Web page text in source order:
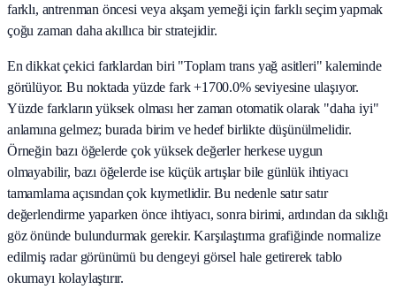
farklı, antrenman öncesi veya akşam yemeği için farklı seçim yapmak
çoğu zaman daha akıllıca bir stratejidir.
En dikkat çekici farklardan biri "Toplam trans yağ asitleri" kaleminde
görülüyor. Bu noktada yüzde fark +1700.0% seviyesine ulaşıyor.
Yüzde farkların yüksek olması her zaman otomatik olarak "daha iyi"
anlamına gelmez; burada birim ve hedef birlikte düşünülmelidir.
Örneğin bazı öğelerde çok yüksek değerler herkese uygun
olmayabilir, bazı öğelerde ise küçük artışlar bile günlük ihtiyacı
tamamlama açısından çok kıymetlidir. Bu nedenle satır satır
değerlendirme yaparken önce ihtiyacı, sonra birimi, ardından da sıklığı
göz önünde bulundurmak gerekir. Karşılaştırma grafiğinde normalize
edilmiş radar görünümü bu dengeyi görsel hale getirerek tablo
okumayı kolaylaştırır.